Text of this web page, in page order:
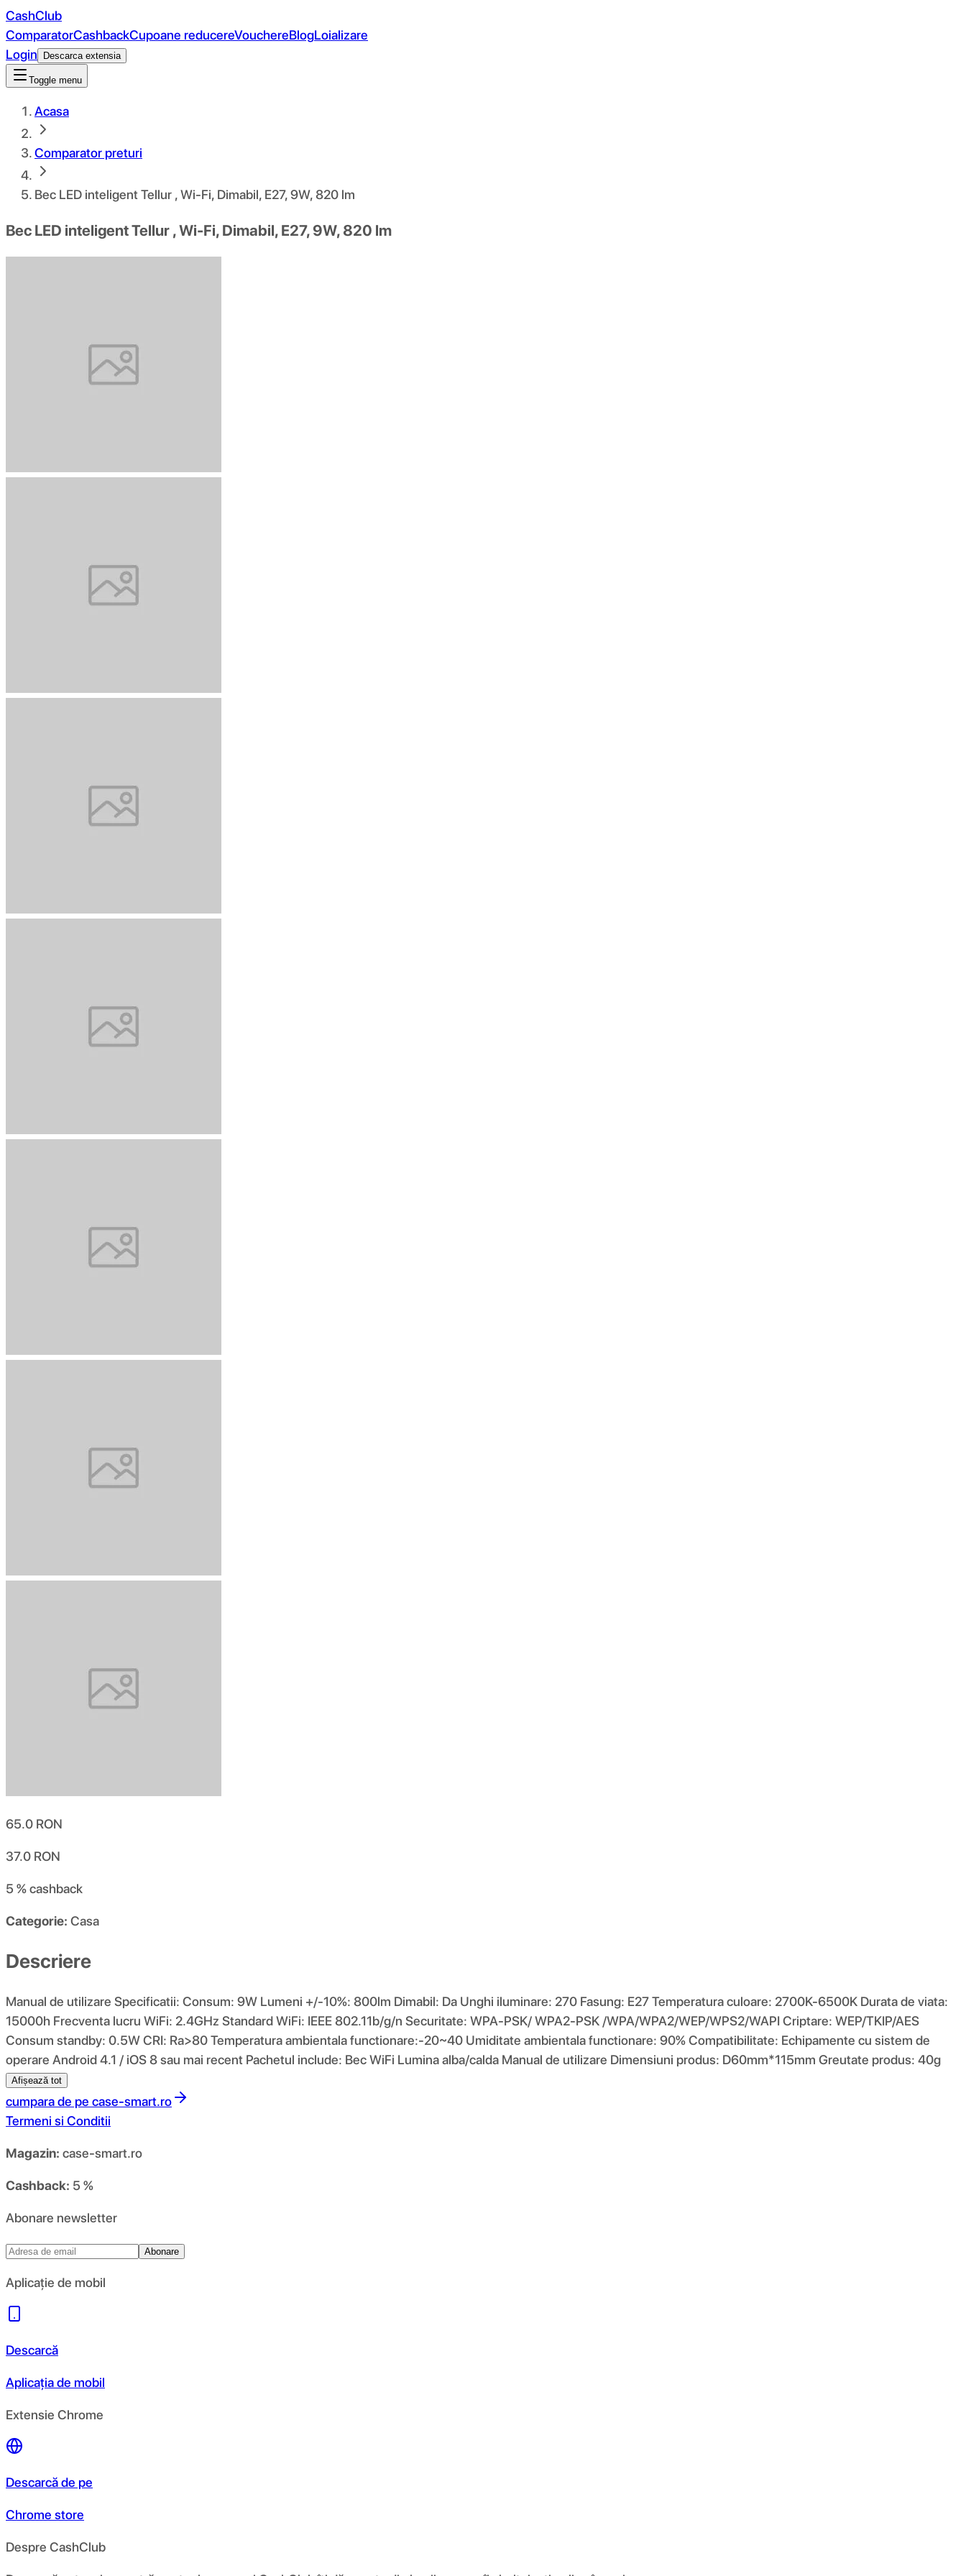
CashClub
ComparatorCashbackCupoane reducereVouchereBlogLoializare
Login
Descarca extensia
Toggle menu
Acasa
Comparator preturi
Bec LED inteligent Tellur , Wi-Fi, Dimabil, E27, 9W, 820 lm
Bec LED inteligent Tellur , Wi-Fi, Dimabil, E27, 9W, 820 lm
65.0 RON
37.0 RON
5 %cashback
Categorie: Casa
Descriere
Manual de utilizare Specificatii: Consum: 9W Lumeni +/-10%: 800lm Dimabil: Da Unghi iluminare: 270 Fasung: E27 Temperatura culoare: 2700K-6500K Durata de viata:
15000h Frecventa lucru WiFi: 2.4GHz Standard WiFi: IEEE 802.11b/g/n Securitate: WPA-PSK/ WPA2-PSK /WPA/WPA2/WEP/WPS2/WAPI Criptare: WEP/TKIP/AES
Consum standby: 0.5W CRI: Ra>80 Temperatura ambientala functionare:-20~40 Umiditate ambientala functionare: 90% Compatibilitate: Echipamente cu sistem de
operare Android 4.1 / iOS 8 sau mai recent Pachetul include: Bec WiFi Lumina alba/calda Manual de utilizare Dimensiuni produs: D60mm*115mm Greutate produs: 40g
Afișează tot
cumpara de pe case-smart.ro
Termeni si Conditii
Magazin: case-smart.ro
Cashback: 5 %
Abonare newsletter
Abonare
Aplicație de mobil
Descarcă
Aplicația de mobil
Extensie Chrome
Descarcă de pe
Chrome store
Despre CashClub